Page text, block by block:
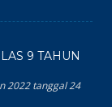
9 TAHUN
2022 tanggal 24